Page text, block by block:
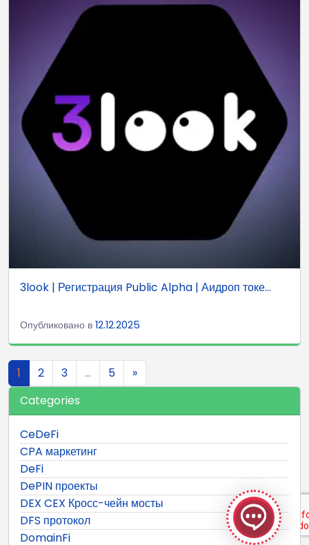
3look | Регистрация Public Alpha | Аидроп токе...
Опубликовано в 12.12.2025
Навигация по записям
1 2 3 … 5
»
Categories
CeDeFi
CPA маркетинг
DeFi
DePIN проекты
DEX CEX Кросс-чейн мосты
DFS протокол
DomainFi
Welcome to GeekyBot! Let me